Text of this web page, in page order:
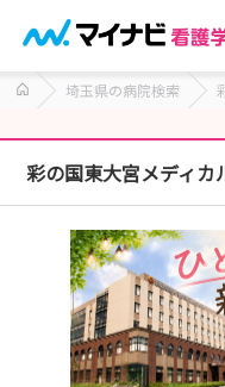
埼玉県の病院検索
彩の国東大宮メディカ